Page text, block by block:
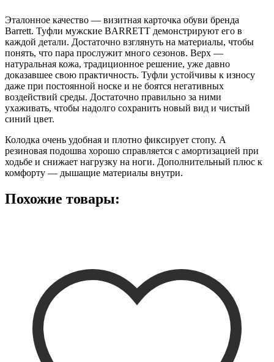
Эталонное качество — визитная карточка обуви бренда
Barrett. Туфли мужские BARRETT демонстрируют его в
каждой детали. Достаточно взглянуть на материалы, чтобы
понять, что пара прослужит много сезонов. Верх —
натуральная кожа, традиционное решение, уже давно
доказавшее свою практичность. Туфли устойчивы к износу
даже при постоянной носке и не боятся негативных
воздействий среды. Достаточно правильно за ними
ухаживать, чтобы надолго сохранить новый вид и чистый
синий цвет.
Колодка очень удобная и плотно фиксирует стопу. А
резиновая подошва хорошо справляется с амортизацией при
ходьбе и снижает нагрузку на ноги. Дополнительный плюс к
комфорту — дышащие материалы внутри.
Похожие товары: